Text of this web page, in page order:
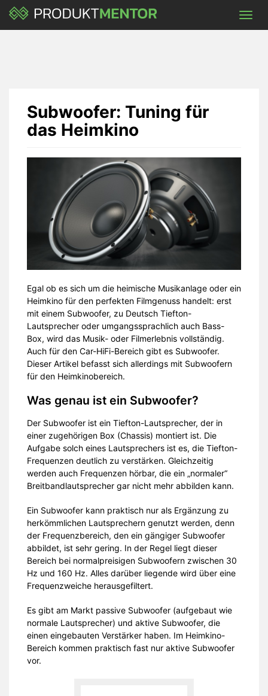
Skip
main
Subwoofer: Tuning für
das Heimkino
Egal ob es sich um die heimische Musikanlage oder ein
Heimkino für den perfekten Filmgenuss handelt: erst
mit einem Subwoofer, zu Deutsch Tiefton-
Lautsprecher oder umgangssprachlich auch Bass-
Box, wird das Musik- oder Filmerlebnis vollständig.
Auch für den Car-HiFi-Bereich gibt es Subwoofer.
Dieser Artikel befasst sich allerdings mit Subwoofern
für den Heimkinobereich.
Was genau ist ein Subwoofer?
Der Subwoofer ist ein Tiefton-Lautsprecher, der in
einer zugehörigen Box (Chassis) montiert ist. Die
Aufgabe solch eines Lautsprechers ist es, die Tiefton-
Frequenzen deutlich zu verstärken. Gleichzeitig
werden auch Frequenzen hörbar, die ein „normaler“
Breitbandlautsprecher gar nicht mehr abbilden kann.
Ein Subwoofer kann praktisch nur als Ergänzung zu
herkömmlichen Lautsprechern genutzt werden, denn
der Frequenzbereich, den ein gängiger Subwoofer
abbildet, ist sehr gering. In der Regel liegt dieser
Bereich bei normalpreisigen Subwoofern zwischen 30
Hz und 160 Hz. Alles darüber liegende wird über eine
Frequenzweiche herausgefiltert.
Es gibt am Markt passive Subwoofer (aufgebaut wie
normale Lautsprecher) und aktive Subwoofer, die
einen eingebauten Verstärker haben. Im Heimkino-
Bereich kommen praktisch fast nur aktive Subwoofer
vor.